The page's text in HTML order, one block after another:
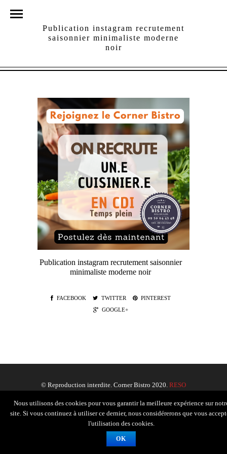
Publication instagram recrutement
saisonnier minimaliste moderne
noir
Publication instagram recrutement saisonnier
minimaliste moderne noir
FACEBOOK TWITTER
PINTEREST
GOOGLE+
© Reproduction interdite. Corner Bistro 2020. RESO
Nous utilisons des cookies pour vous garantir la meilleure expérience sur
site. Si vous continuez à utiliser ce dernier, nous considérerons que vous
l'utilisation des cookies.
OK